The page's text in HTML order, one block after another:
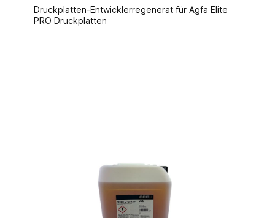
Druckplatten-Entwicklerregenerat für Agfa Elite
PRO Druckplatten